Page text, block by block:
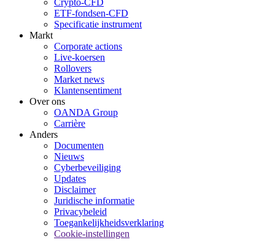
ETF-fondsen-CFD
Specificatie instrument
Markt
Corporate actions
Live-koersen
Rollovers
Market news
Klantensentiment
Over ons
OANDA Group
Carrière
Anders
Documenten
Nieuws
Cyberbeveiliging
Updates
Disclaimer
Juridische informatie
Privacybeleid
Toegankelijkheidsverklaring
Cookie-instellingen